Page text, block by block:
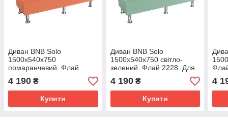
Диван BNB Solo
1500x540x750
помаранчевий. Флай
2218. Для школи, лікарні,
адміністратора,
очікування
4 190 ₴
Купити
Диван BNB Solo
1500x540x750 світло-
зелений. Флай 2228. Для
адміністратора,
очікування
4 190₴
Купити
4